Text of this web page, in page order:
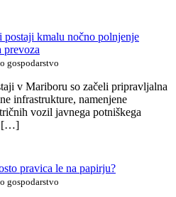
postaji kmalu nočno polnjenje
prevoza
gospodarstvo
v Mariboru so začeli pripravljalna
infrastrukture, namenjene
vozil javnega potniškega
[…]
pravica le na papirju?
gospodarstvo